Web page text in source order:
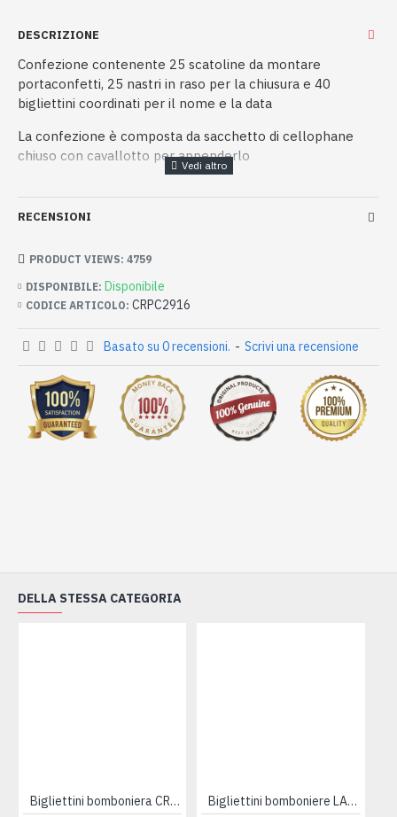
DESCRIZIONE
Confezione contenente 25 scatoline da montare
portaconfetti, 25 nastri in raso per la chiusura e 40
bigliettini coordinati per il nome e la data
La confezione è composta da sacchetto di cellophane
chiuso con cavallotto per appenderlo
RECENSIONI
DISPONIBILE: Disponibile
CODICE ARTICOLO: CRPC2916
PRODUCT VIEWS: 4759
Basato su 0 recensioni. - Scrivi una recensione
DELLA STESSA CATEGORIA
Bigliettini bomboniera CRESIMA 100pz Bigliettini bomboniere LAUREA 100pz